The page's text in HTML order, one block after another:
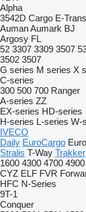
Alpha
3542D Cargo E-
AumanAumark BJ
Argosy FL
52 3307 3309 3507
3502 3507
G series M series X
C-series
300 500 700 Ranger
A-series ZZ
EX-series HD-series
H-series L-series W-
IVECO
Daily EuroCargo
Stralis T-Way Trakker
1600 4300 4700 4900
CYZ ELF FVR
HFC N-Series
9T-1
Conquer